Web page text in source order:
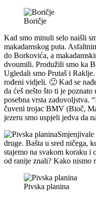
Boričje
Kad smo minuli selo naišli
makadamskog puta.
do Borkovića, a
dvoumili. Produžili smo ka
Ugledali smo Prutaš i
rođeni vidjeli. 🙂 Kad se
da ćeš nešto što ti je
posebna vrsta zadovoljstva.
čuveni trojac BMV (Bioč,
jezeru smo uspjeli jedva da
Smjenjivale
druge. Bašta u sred ničega,
stajemo na svakom koraku i
od ranije znali? Kako nismo
Pivska planina